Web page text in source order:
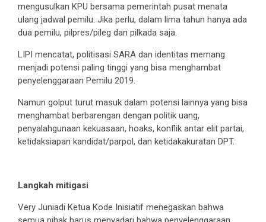
mengusulkan KPU bersama pemerintah pusat menata
ulang jadwal pemilu. Jika perlu, dalam lima tahun hanya ada
dua pemilu, pilpres/pileg dan pilkada saja.
LIPI mencatat, politisasi SARA dan identitas memang
menjadi potensi paling tinggi yang bisa menghambat
penyelenggaraan Pemilu 2019.
Namun golput turut masuk dalam potensi lainnya yang bisa
menghambat berbarengan dengan politik uang,
penyalahgunaan kekuasaan, hoaks, konflik antar elit partai,
ketidaksiapan kandidat/parpol, dan ketidakakuratan DPT.
Langkah mitigasi
Very Juniadi Ketua Kode Inisiatif menegaskan bahwa